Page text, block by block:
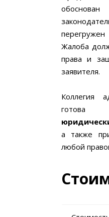
Жалоба
права и
заявителя.
Коллегия
готова
а также
любой